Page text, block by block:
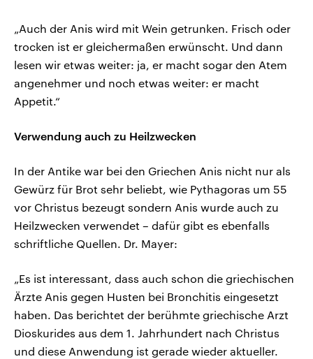
„Auch der Anis wird mit Wein getrunken. Frisch oder
trocken ist er gleichermaßen erwünscht. Und dann
lesen wir etwas weiter: ja, er macht sogar den Atem
angenehmer und noch etwas weiter: er macht
Appetit.“
Verwendung auch zu Heilzwecken
In der Antike war bei den Griechen Anis nicht nur als
Gewürz für Brot sehr beliebt, wie Pythagoras um 55
vor Christus bezeugt sondern Anis wurde auch zu
Heilzwecken verwendet – dafür gibt es ebenfalls
schriftliche Quellen. Dr. Mayer:
„Es ist interessant, dass auch schon die griechischen
Ärzte Anis gegen Husten bei Bronchitis eingesetzt
haben. Das berichtet der berühmte griechische Arzt
Dioskurides aus dem 1. Jahrhundert nach Christus
und diese Anwendung ist gerade wieder aktueller.